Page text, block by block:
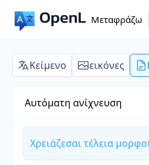
Μεταφράζω
Κείμενο εικόνες
Αυτόματη ανίχνευση
Χρειάζεσαι τέλεια